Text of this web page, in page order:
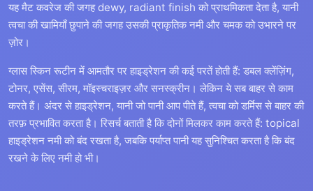
यह मैट कवरेज की जगह dewy, radiant finish को प्राथमिकता देता है, यानी
त्वचा की खामियाँ छुपाने की जगह उसकी प्राकृतिक नमी और चमक को उभारने पर
ज़ोर।
ग्लास स्किन रूटीन में आमतौर पर हाइड्रेशन की कई परतें होती हैं: डबल क्लेंज़िंग,
टोनर, एसेंस, सीरम, मॉइस्चराइज़र और सनस्क्रीन। लेकिन ये सब बाहर से काम
करते हैं। अंदर से हाइड्रेशन, यानी जो पानी आप पीते हैं, त्वचा को डर्मिस से बाहर की
तरफ़ प्रभावित करता है। रिसर्च बताती है कि दोनों मिलकर काम करते हैं: topical
हाइड्रेशन नमी को बंद रखता है, जबकि पर्याप्त पानी यह सुनिश्चित करता है कि बंद
रखने के लिए नमी हो भी।